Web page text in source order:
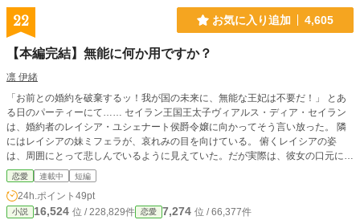
22 お気に入り追加 4,605
【本編完結】無能に何か用ですか？
凛 伊緒
「お前との婚約を破棄するッ！我が国の未来に、無能な王妃は不要だ！」 とあ
る日のパーティーにて…… セイラン王国王太子ヴィアルス・ディア・セイラン
は、婚約者のレイシア・ユシェナート侯爵令嬢に向かってそう言い放った。 隣
にはレイシアの妹ミフェラが、哀れみの目を向けている。 俯くレイシアの姿
は、周囲にとって悲しんでいるように見えていた。だが実際は、彼女の口元に薄
い笑みが浮かんでいる。 婚約破棄というヴィアルスとミフェラの行動は、全て
レイシアの思惑通りの行動に過ぎなかったのだ…… これは自身を貶めてきた者
達、そして大切な人を嵌めた者達に対し復讐する、一人の貴族令嬢の物語── ※
現在、読者様が読み易いように文面を調整・加筆しております。 ※ご感想・ご
恋愛 連載中 短編
24h.ポイント 49pt
小説 16,524 位 / 228,829件 恋愛 7,274 位 / 66,377件